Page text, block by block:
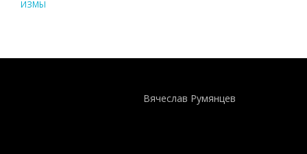
ИЗМЫ
Вячеслав Румянцев